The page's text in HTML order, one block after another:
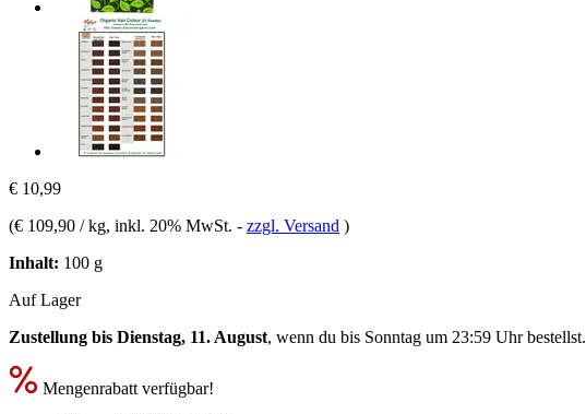
€ 10,99
(€ 109,90 / kg, inkl. 20% MwSt. - zzgl. Versand )
Inhalt: 100 g
Auf Lager
Zustellung bis Dienstag, 11. August, wenn du bis Sonntag um 23:59 Uhrbestellst.
Mengenrabatt verfügbar!